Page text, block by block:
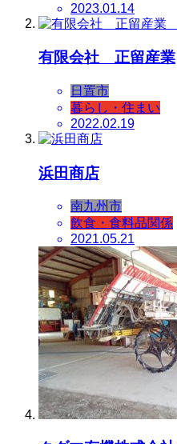
2023.01.14
有限会社 正留産業
日置市
暮らし・住まい
2022.02.19
浜田商店
南九州市
飲食・食料品関係
2021.05.21